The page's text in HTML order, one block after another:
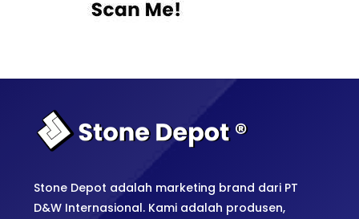
Stone Depot adalah marketing brand dari PT
D&W Internasional. Kami adalah produsen,